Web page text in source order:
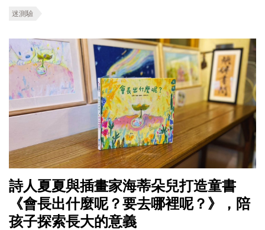
迷測驗
詩人夏夏與插畫家海蒂朵兒打造童書
《會長出什麼呢？要去哪裡呢？》，陪
孩子探索長大的意義